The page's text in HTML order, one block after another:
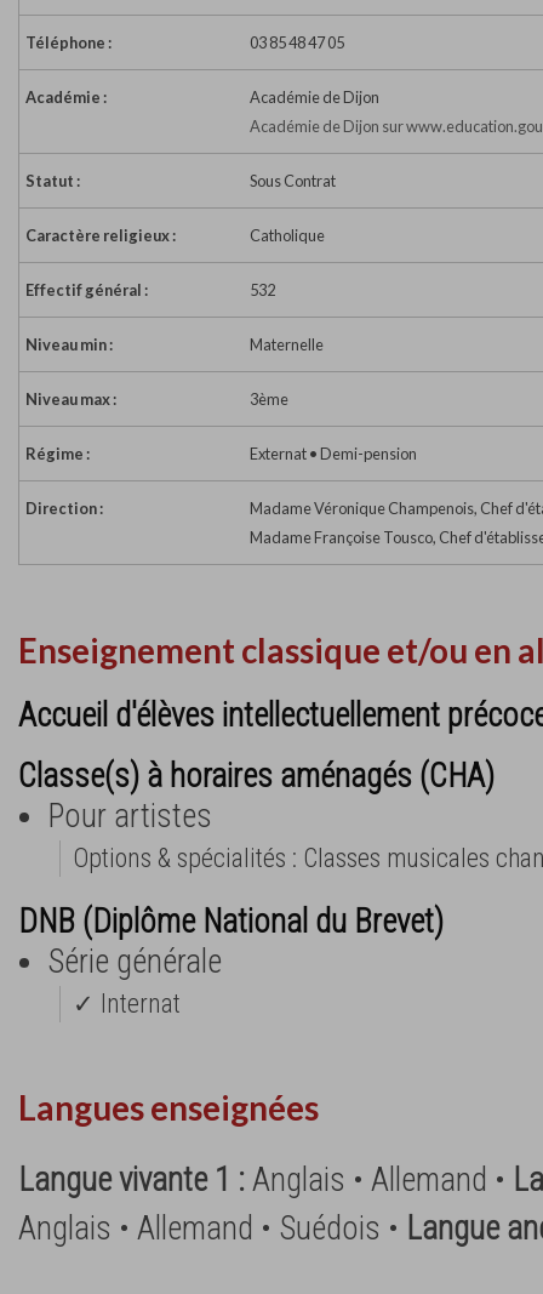
Téléphone : 03 85 48 47 05
Académie :
Académie de Dijon
Académie de Dijon sur
Statut : Sous Contrat
Caractère religieux : Catholique
Effectif général : 532
Niveau min : Maternelle
Niveau max : 3ème
Régime : Externat • Demi-pension
Direction :
Madame Véronique Champenois, Chef
Madame Françoise Tousco, Chef
Enseignement classique et/ou en
Accueil d'élèves intellectuellement
Classe(s) à horaires aménagés (CHA)
Pour artistes
Options & spécialités : Classes musicales
DNB (Diplôme National du Brevet)
Série générale
✓ Internat
Langues enseignées
Langue vivante 1 :Anglais • Allemand •
Anglais • Allemand • Suédois • Langue